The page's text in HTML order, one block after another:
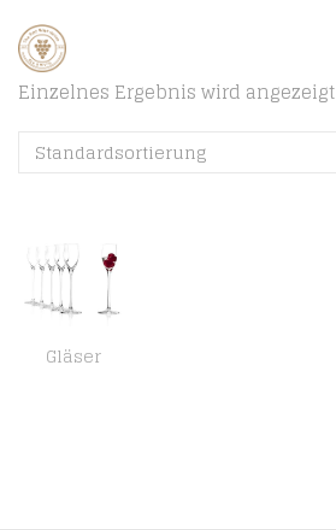
Einzelnes Ergebnis wird angezeigt
Standardsortierung
Gläser